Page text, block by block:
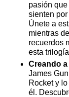
pasión
sienten
Únete a
mientras
recuerdos
esta
Creando
James
Rocket y
él.